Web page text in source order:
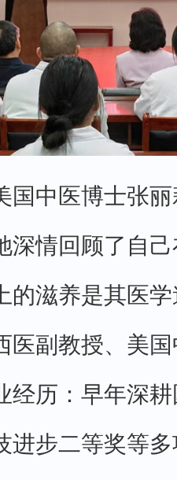
国中医博士张
深情回顾了自
的滋养是其医
医副教授、美
经历：早年深
进步二等奖等